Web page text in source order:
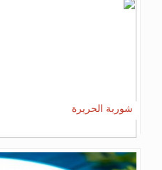
شوربة الحريرة